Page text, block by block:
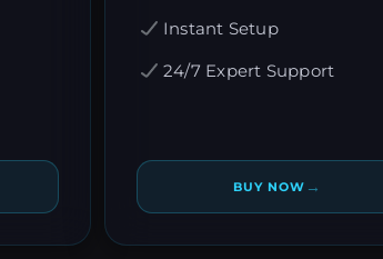
Instant Setup
24/7 Expert Support
BUY NOW →